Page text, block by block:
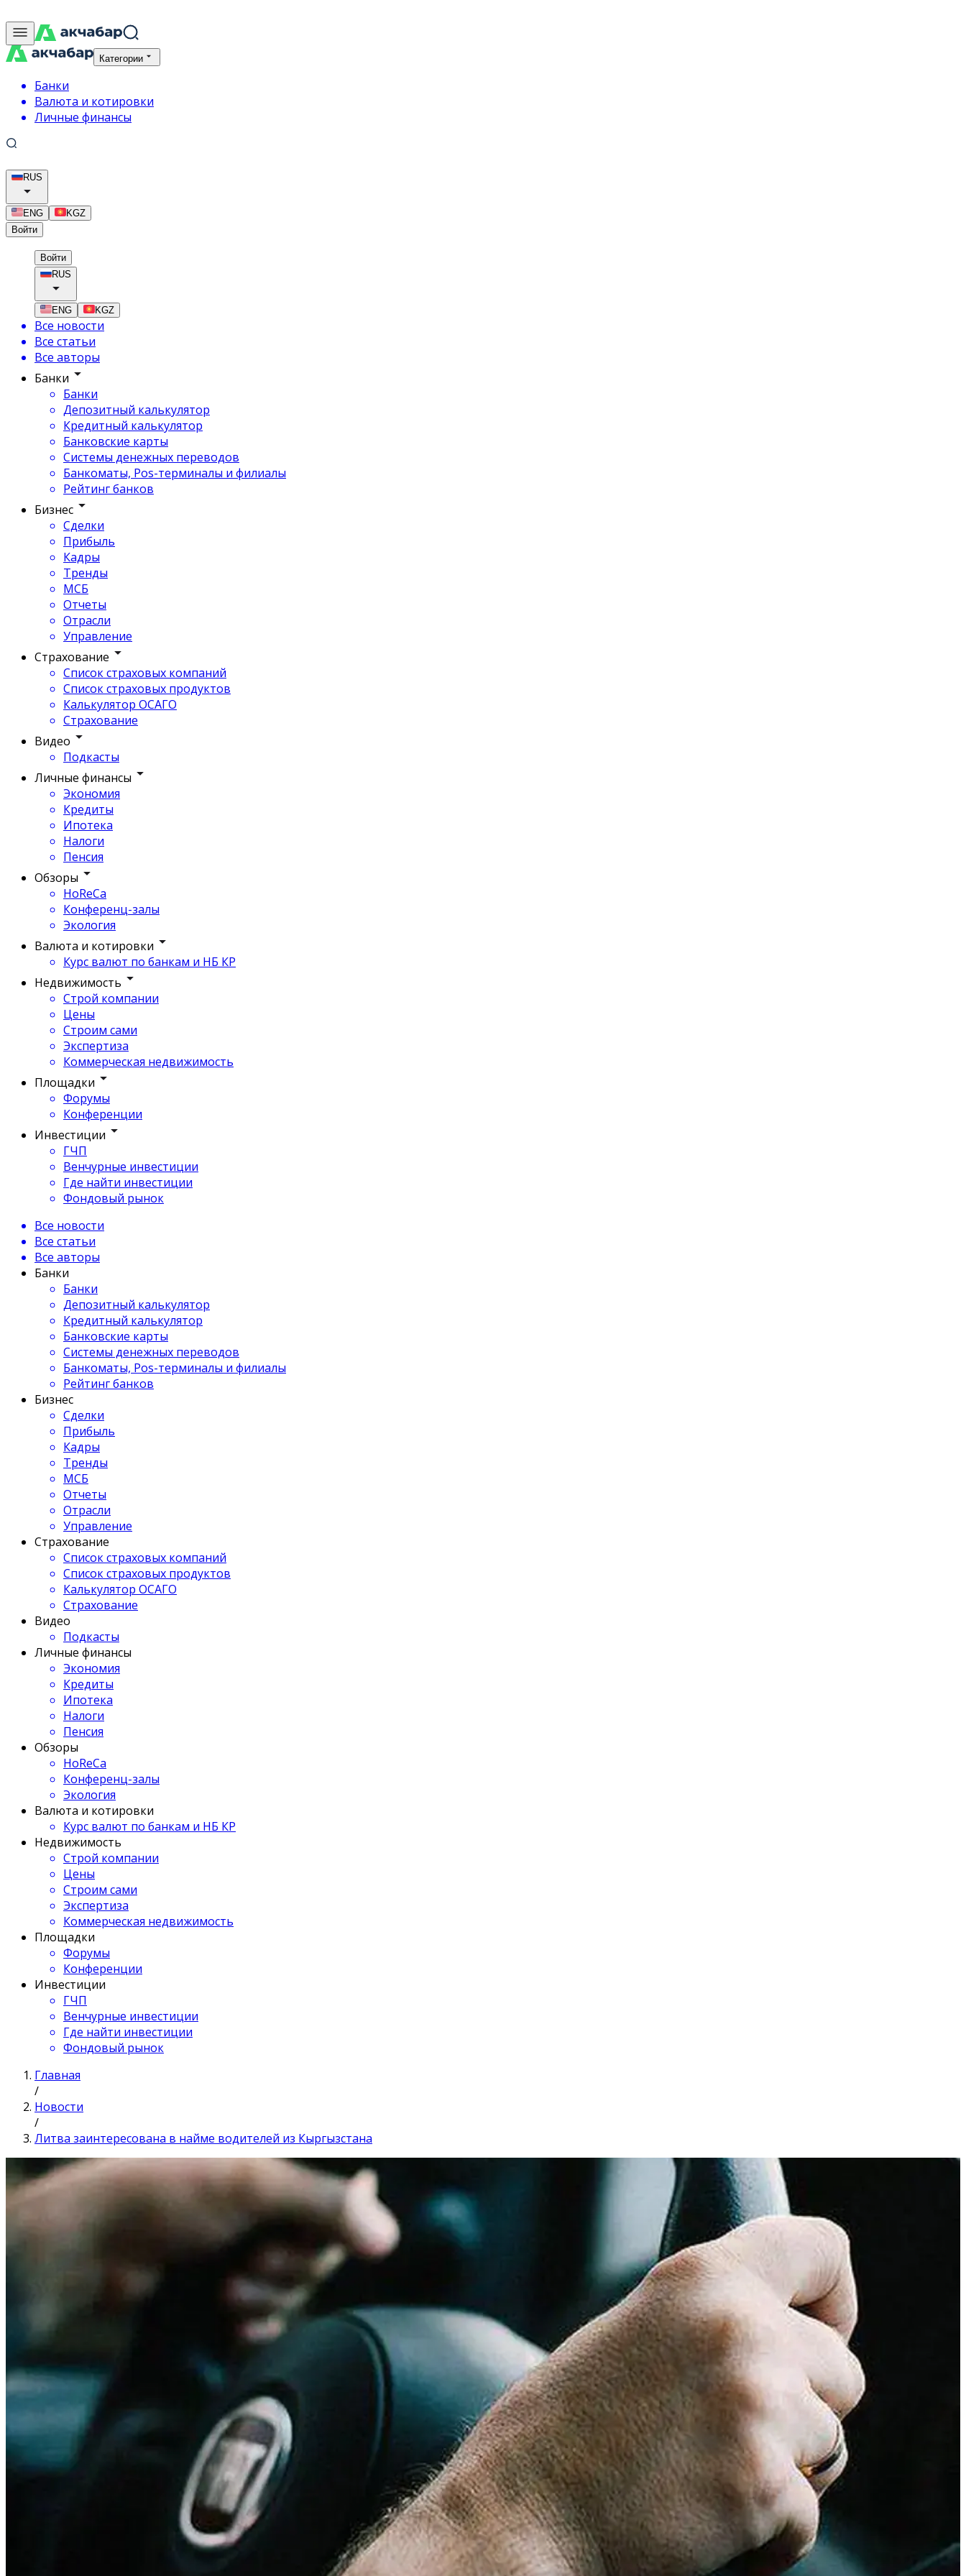
Категории
Банки
Валюта и котировки
Личные финансы
RUS
ENG
KGZ
Войти
Войти
RUS
ENG KGZ
Все новости
Все статьи
Все авторы
Банки
Банки
Депозитный калькулятор
Кредитный калькулятор
Банковские карты
Системы денежных переводов
Банкоматы, Pos-терминалы и филиалы
Рейтинг банков
Бизнес
Сделки
Прибыль
Кадры
Тренды
МСБ
Отчеты
Отрасли
Управление
Страхование
Список страховых компаний
Список страховых продуктов
Калькулятор ОСАГО
Страхование
Видео
Подкасты
Личные финансы
Экономия
Кредиты
Ипотека
Налоги
Пенсия
Обзоры
HoReCa
Конференц-залы
Экология
Валюта и котировки
Курс валют по банкам и НБ КР
Недвижимость
Строй компании
Цены
Строим сами
Экспертиза
Коммерческая недвижимость
Площадки
Форумы
Конференции
Инвестиции
ГЧП
Венчурные инвестиции
Где найти инвестиции
Фондовый рынок
Все новости
Все статьи
Все авторы
Банки
Банки
Депозитный калькулятор
Кредитный калькулятор
Банковские карты
Системы денежных переводов
Банкоматы, Pos-терминалы и филиалы
Рейтинг банков
Бизнес
Сделки
Прибыль
Кадры
Тренды
МСБ
Отчеты
Отрасли
Управление
Страхование
Список страховых компаний
Список страховых продуктов
Калькулятор ОСАГО
Страхование
Видео
Подкасты
Личные финансы
Экономия
Кредиты
Ипотека
Налоги
Пенсия
Обзоры
HoReCa
Конференц-залы
Экология
Валюта и котировки
Курс валют по банкам и НБ КР
Недвижимость
Строй компании
Цены
Строим сами
Экспертиза
Коммерческая недвижимость
Площадки
Форумы
Конференции
Инвестиции
ГЧП
Венчурные инвестиции
Где найти инвестиции
Фондовый рынок
Главная
/
Новости
/
Литва заинтересована в найме водителей из Кыргызстана